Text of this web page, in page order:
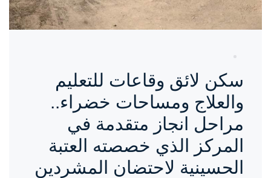
سكن لائق وقاعات للتعليم
والعلاج ومساحات خضراء..
مراحل انجاز متقدمة في
المركز الذي خصصته العتبة
الحسينية لاحتضان المشردين